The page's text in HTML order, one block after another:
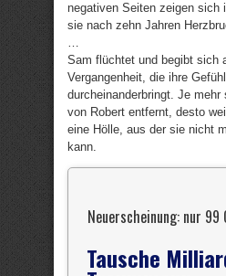
negativen Seiten zeigen sich
sie nach zehn Jahren
…
Sam flüchtet und begibt sich
Vergangenheit, die ihre
durcheinanderbringt. Je mehr
von Robert entfernt, desto
eine Hölle, aus der sie nicht
kann.
Neuerscheinung: nur
Tausche